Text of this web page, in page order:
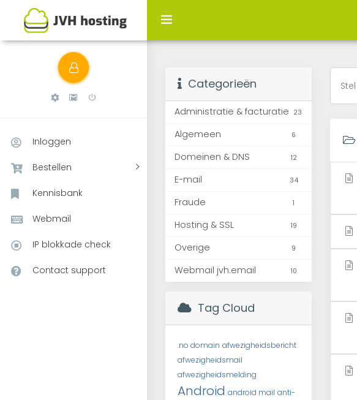
Inloggen
Bestellen
Kennisbank
Webmail
IP blokkade check
Contact support
E-mail
Categorieën
Administratie & facturatie 23
Algemeen 6
Domeinen & DNS 12
E-mail 34
Fraude 1
Hosting & SSL 19
Overige 9
Webmail jvh.email 10
Tag Cloud
.no domain afwezigheidsbericht
afwezigheidsmail
afwezigheidsmelding
Android android mail anti-